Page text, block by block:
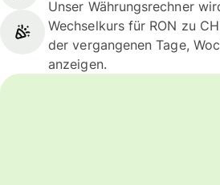
Unser Währungsrechner
Wechselkurs für RON zu
der vergangenen Tage,
anzeigen.